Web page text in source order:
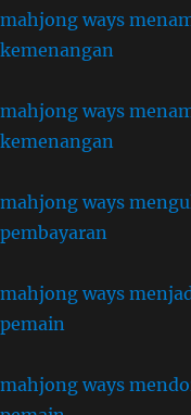
mahjong ways
kemenangan
mahjong ways
kemenangan
mahjong ways
pembayaran
mahjong ways
pemain
mahjong ways